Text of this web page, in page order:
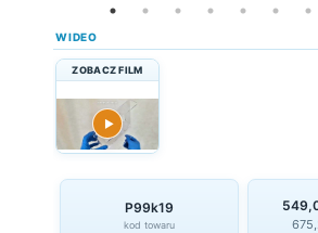
WIDEO
ZOBACZ FILM
▶
P99k19
kod towaru